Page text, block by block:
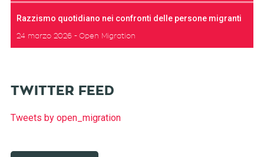
Razzismo quotidiano nei confronti delle persone migranti
24 marzo 2026 Open Migration
TWITTER FEED
Tweets by open_migration